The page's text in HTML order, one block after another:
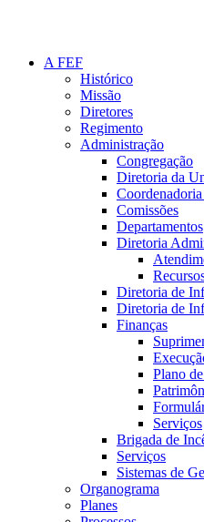
A FEF
Histórico
Missão
Diretores
Regimento
Administração
Congregação
Diretoria da
Comissões
Departamentos
Diretoria
Diretoria de
Diretoria de
Finanças
Plano
Serviços
Brigada de
Serviços
Sistemas de
Organograma
Planes